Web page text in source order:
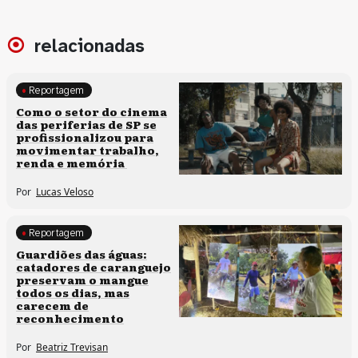
relacionadas
Políticas culturais
Reportagem
Como o setor do cinema
das periferias de SP se
profissionalizou para
movimentar trabalho,
renda e memória
Por Lucas Veloso
Clima e cultura
Reportagem
Guardiões das águas:
catadores de caranguejo
preservam o mangue
todos os dias, mas
carecem de
reconhecimento
Por Beatriz Trevisan